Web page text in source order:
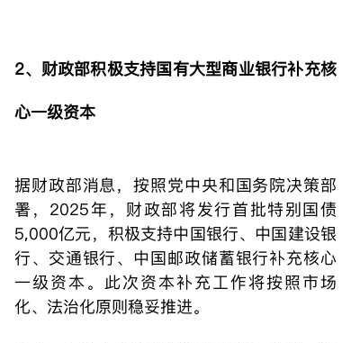
2、财政部积极支持国有大型商业银行补充核
心一级资本
据财政部消息，按照党中央和国务院决策部
署，2025年，财政部将发行首批特别国债
5,000亿元，积极支持中国银行、中国建设银
行、交通银行、中国邮政储蓄银行补充核心
一级资本。此次资本补充工作将按照市场
化、法治化原则稳妥推进。